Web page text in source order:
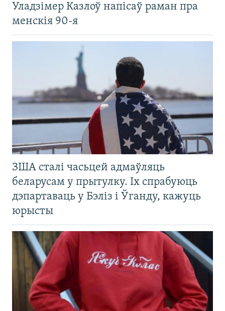
Уладзімер Казлоў напісаў раман пра
менскія 90-я
ЗША сталі часьцей адмаўляць
беларусам у прытулку. Іх спрабуюць
дэпартаваць у Бэліз і Ўганду, кажуць
юрысты